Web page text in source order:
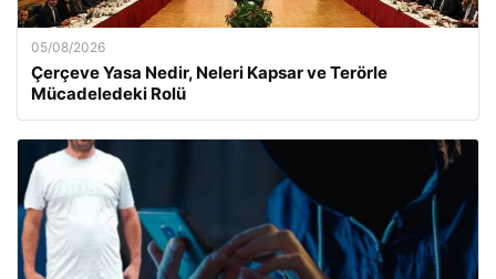
05/08/2026
Çerçeve Yasa Nedir, Neleri Kapsar ve Terörle
Mücadeledeki Rolü